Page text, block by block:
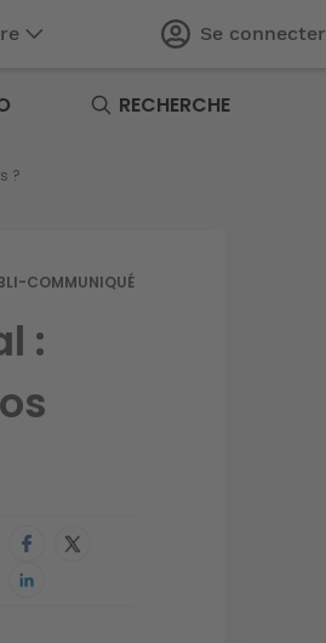
Se connecter
RECHERCHE
?
COMMUNIQUÉ
: